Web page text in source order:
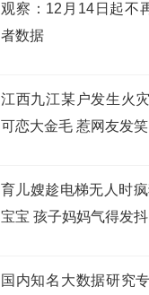
观察：12月14日起不
者数据
江西九江某户发生火
可恋大金毛 惹网友发笑
育儿嫂趁电梯无人时
宝宝 孩子妈妈气得发抖
国内知名大数据研究